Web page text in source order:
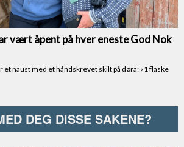
DEG DISSE SAKENE?